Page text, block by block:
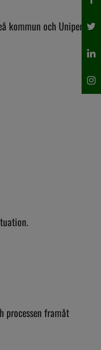
kommun och Uniper
processen framåt